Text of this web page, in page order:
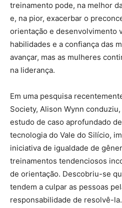
treinamento pode, na melhor
e, na pior, exacerbar o
orientação e desenvolvimento
habilidades e a confiança das
avançar, mas as mulheres
na liderança.
Em uma pesquisa
Society, Alison Wynn
estudo de caso aprofundado
tecnologia do Vale do Silício,
iniciativa de igualdade de
treinamentos tendenciosos
de orientação. Descobriu-se
tendem a culpar as pessoas
responsabilidade de resolvê-la.